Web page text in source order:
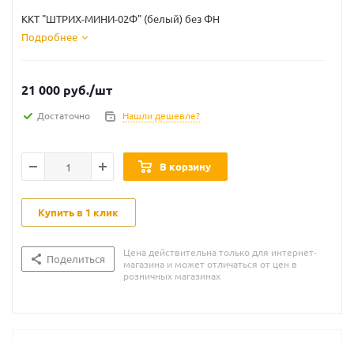
ККТ "ШТРИХ-МИНИ-02Ф" (белый) без ФН
Подробнее
21 000 руб./шт
Достаточно Нашли дешевле?
В корзину
Купить в 1 клик
Поделиться
Цена действительна только для интернет-
магазина и может отличаться от цен в
розничных магазинах